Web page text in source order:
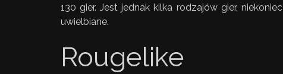
130 gier. Jest jednak kilka rodzajów gier,
uwielbiane.
Rougelike